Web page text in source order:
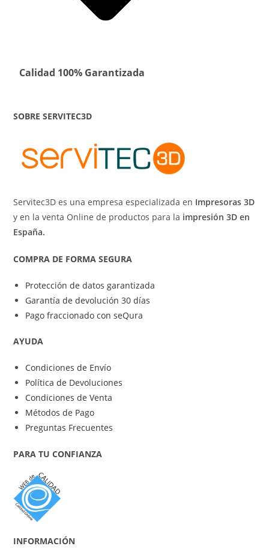
Calidad 100% Garantizada
SOBRE SERVITEC3D
Servitec3D es una empresa especializada en Impresoras 3D
y en la venta Online de productos para la impresión 3D en
España.
COMPRA DE FORMA SEGURA
Protección de datos garantizada
Garantía de devolución 30 días
Pago fraccionado con seQura
AYUDA
Condiciones de Envío
Política de Devoluciones
Condiciones de Venta
Métodos de Pago
Preguntas Frecuentes
PARA TU CONFIANZA
INFORMACIÓN